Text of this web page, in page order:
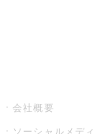
会社概要
ソーシャルメデ